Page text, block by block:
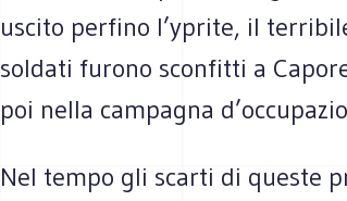
uscito perfino l’yprite, il
soldati furono sconfitti a
poi nella campagna
Nel tempo gli scarti di queste